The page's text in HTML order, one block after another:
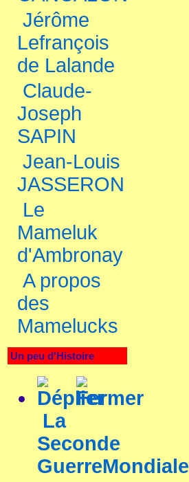
Jérôme
Lefrançois
de Lalande
Claude-
Joseph
SAPIN
Jean-Louis
JASSERON
Le
Mameluk
d'Ambronay
A propos
des
Mamelucks
Un peu d'Histoire
La
Seconde
GuerreMondiale